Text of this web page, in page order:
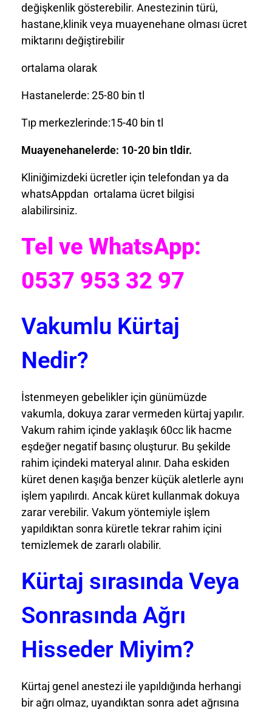
değişkenlik gösterebilir. Anestezinin türü,
hastane,klinik veya muayenehane olması ücret
miktarını değiştirebilir
ortalama olarak
Hastanelerde: 25-80 bin tl
Tıp merkezlerinde:15-40 bin tl
Muayenehanelerde: 10-20 bin tldir.
Kliniğimizdeki ücretler için telefondan ya da
whatsAppdan ortalama ücret bilgisi
alabilirsiniz.
Tel ve WhatsApp:
0537 953 32 97
Vakumlu Kürtaj
Nedir?
İstenmeyen gebelikler için günümüzde
vakumla, dokuya zarar vermeden kürtaj yapılır.
Vakum rahim içinde yaklaşık 60cc lik hacme
eşdeğer negatif basınç oluşturur. Bu şekilde
rahim içindeki materyal alınır. Daha eskiden
küret denen kaşığa benzer küçük aletlerle aynı
işlem yapılırdı. Ancak küret kullanmak dokuya
zarar verebilir. Vakum yöntemiyle işlem
yapıldıktan sonra küretle tekrar rahim içini
temizlemek de zararlı olabilir.
Kürtaj sırasında Veya
Sonrasında Ağrı
Hisseder Miyim?
Kürtaj genel anestezi ile yapıldığında herhangi
bir ağrı olmaz, uyandıktan sonra adet ağrısına